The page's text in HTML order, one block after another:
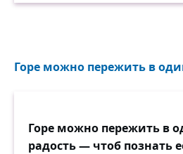
Горе можно пережить в
Горе можно пережить в
радость — чтоб познать